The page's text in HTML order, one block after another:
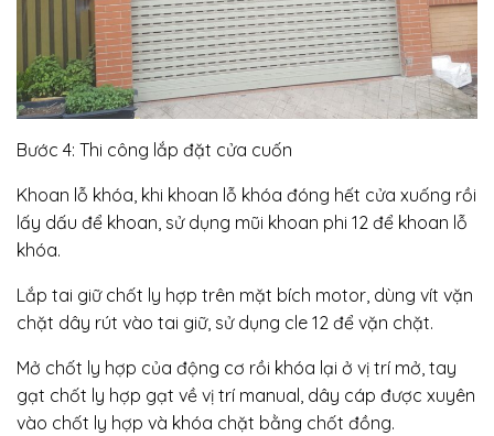
Bước 4: Thi công lắp đặt cửa cuốn
Khoan lỗ khóa, khi khoan lỗ khóa đóng hết cửa xuống rồi
lấy dấu để khoan, sử dụng mũi khoan phi 12 để khoan lỗ
khóa.
Lắp tai giữ chốt ly hợp trên mặt bích motor, dùng vít vặn
chặt dây rút vào tai giữ, sử dụng cle 12 để vặn chặt.
Mở chốt ly hợp của động cơ rồi khóa lại ở vị trí mở, tay
gạt chốt ly hợp gạt về vị trí manual, dây cáp được xuyên
vào chốt ly hợp và khóa chặt bằng chốt đồng.